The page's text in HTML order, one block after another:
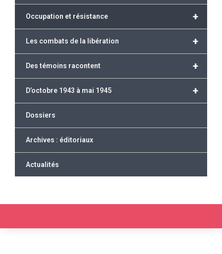
+
Occupation et résistance
+
Les combats de la libération
+
Des témoins racontent
+
D’octobre 1943 à mai 1945
Dossiers
Archives : éditoriaux
Actualités